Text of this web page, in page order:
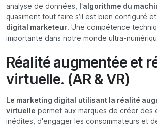
analyse de données,
l’algorithme du
quasiment tout faire s’il est bien configuré
digital marketeur. Une compétence
importante dans notre monde ultra-
Réalité augmentée et
virtuelle. (AR & VR)
Le marketing digital
utilisant la réalité
virtuelle permet aux marques de créer des
inédites, d'engager les consommateurs et